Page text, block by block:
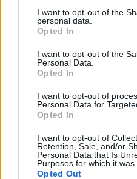
I want to opt-out of the
personal data.
Opted In
I want to opt-out of the
Personal Data.
Opted In
I want to opt-out of
Personal Data for
Opted In
I want to opt-out of
Retention, Sale, and/or
Personal Data that Is
Purposes for which it was
Opted Out
gyűjteménye
Elyna